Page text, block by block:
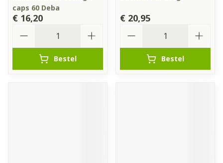
caps 60 Deba
€ 16,20
Bestel
€ 20,95
Bestel